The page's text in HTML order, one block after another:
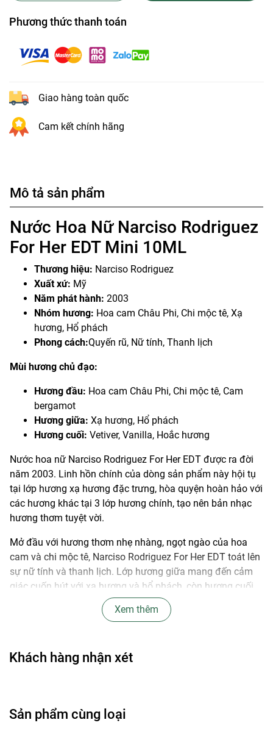
Phương thức thanh toán
Giao hàng toàn quốc
Cam kết chính hãng
Mô tả sản phẩm
Nước Hoa Nữ Narciso Rodriguez
For Her EDT Mini 10ML
Thương hiệu: Narciso Rodriguez
Xuất xứ: Mỹ
Năm phát hành: 2003
Nhóm hương: Hoa cam Châu Phi, Chi mộc tê, Xạ
hương, Hổ phách
Phong cách:Quyến rũ, Nữ tính, Thanh lịch
Mùi hương chủ đạo:
Hương đầu: Hoa cam Châu Phi, Chi mộc tê, Cam
bergamot
Hương giữa: Xạ hương, Hổ phách
Hương cuối: Vetiver, Vanilla, Hoắc hương
Nước hoa nữ Narciso Rodriguez For Her EDT được ra đời
năm 2003. Linh hồn chính của dòng sản phẩm này hội tụ
tại lớp hương xạ hương đặc trưng, hòa quyện hoàn hảo với
các hương khác tại 3 lớp hương chính, tạo nên bản nhạc
hương thơm tuyệt vời.
Mở đầu với hương thơm nhẹ nhàng, ngọt ngào của hoa
cam và chi mộc tê, Narciso Rodriguez For Her EDT toát lên
sự nữ tính và thanh lịch. Lớp hương giữa mang đến cảm
giác cuốn hút với xạ hương và hổ phách, còn hương cuối
ấm áp với vetiver, vanilla, và hoắc hương.
Thiết kế chai nước hoa tinh tế với sắc đen huyền bí, chai
màu đen bên trong, gây tò mò và thu hút. Phần nắp được
Độ toả hương:
Gần - Trong vòng một cánh tay
Phong cách:
Quyến rũ, Nữ tính, Thanh lịch
Xem thêm
Khách hàng nhận xét
Sản phẩm cùng loại